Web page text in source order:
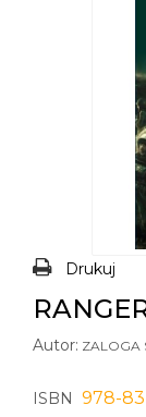
Drukuj
Autor: ZALOGA
ISBN 978-